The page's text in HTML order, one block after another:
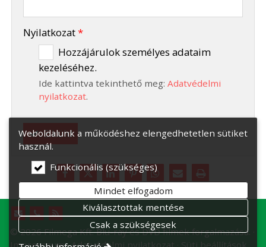
Nyilatkozat*
Hozzájárulok személyes adataim
kezeléséhez.
Ide kattintva tekinthető meg: Adatvédelmi
nyilatkozat.
Elküld
© 2026 Filmega Kft. Blu-ray és DVD filmek forgalmazása.
Impresszum Adatvédelmi nyilatkozat Süti beállítások
Weboldalunk a működéshez elengedhetetlen sütiket
használ.
Funkcionális (szükséges)
Mindet elfogadom
Kiválasztottak mentése
Csak a szükségesek